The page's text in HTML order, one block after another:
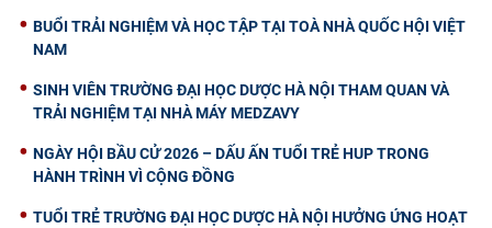
BUỔI TRẢI NGHIỆM VÀ HỌC TẬP TẠI TOÀ NHÀ QUỐC HỘI VIỆT
NAM
SINH VIÊN TRƯỜNG ĐẠI HỌC DƯỢC HÀ NỘI THAM QUAN VÀ
TRẢI NGHIỆM TẠI NHÀ MÁY MEDZAVY
NGÀY HỘI BẦU CỬ 2026 – DẤU ẤN TUỔI TRẺ HUP TRONG
HÀNH TRÌNH VÌ CỘNG ĐỒNG
TUỔI TRẺ TRƯỜNG ĐẠI HỌC DƯỢC HÀ NỘI HƯỞNG ỨNG HOẠT